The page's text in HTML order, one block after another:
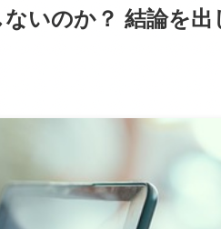
いのか？ 結論を出